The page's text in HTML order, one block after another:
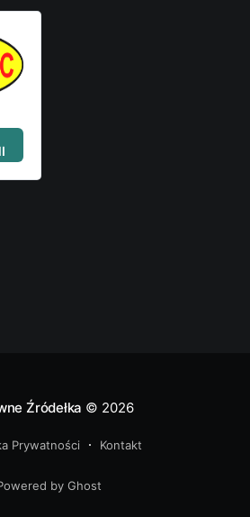
Źródełka © 2026
Prywatności Kontakt
by Ghost